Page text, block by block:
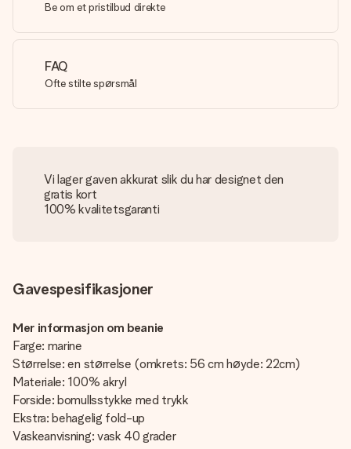
Be om et pristilbud direkte
FAQ
Ofte stilte spørsmål
Vi lager gaven akkurat slik du har designet den
gratis kort
100% kvalitetsgaranti
Gavespesifikasjoner
Mer informasjon om beanie
Farge: marine
Størrelse: en størrelse (omkrets: 56 cm høyde: 22cm)
Materiale: 100% akryl
Forside: bomullsstykke med trykk
Ekstra: behagelig fold-up
Vaskeanvisning: vask 40 grader